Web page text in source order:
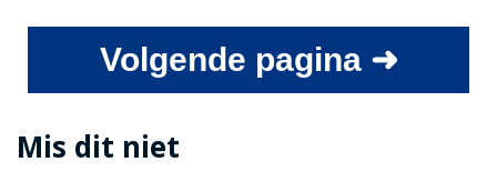
Volgende pagina ➜
Mis dit niet